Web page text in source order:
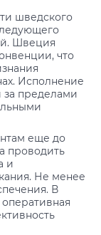
шведского
Швеция
что
Исполнение
пределами
еще до
проводить
и
Не менее
В